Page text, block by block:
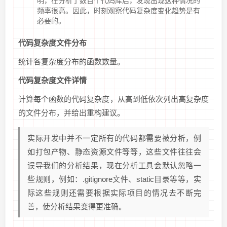
频率很高。因此，时刻观察代码复杂度变化趋势是有
必要的。
代码复杂度文件分布
统计各复杂度分布的函数数量。
代码复杂度文件详情
计算每个函数的代码复杂度，从高到低依次列出高复杂度
的文件分布，并给出重构建议。
实际开发中并不一定所有的代码都需要被分析，例
如打包产物、静态资源文件等等，这些文件往往会
误导我们的分析结果，现在分析工具会默认忽略一
些规则，例如：.gitignore文件、static目录等等，实
际这些规则还需要根据实际项目的情况去不断完
善，使分析结果变得更准确。